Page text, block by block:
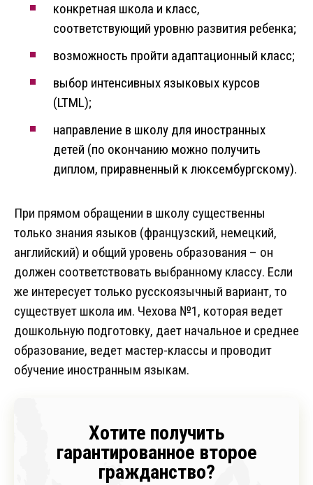
конкретная школа и класс,
соответствующий уровню развития ребенка;
возможность пройти адаптационный класс;
выбор интенсивных языковых курсов
(LTML);
направление в школу для иностранных
детей (по окончанию можно получить
диплом, приравненный к люксембургскому).
При прямом обращении в школу существенны
только знания языков (французский, немецкий,
английский) и общий уровень образования – он
должен соответствовать выбранному классу. Если
же интересует только русскоязычный вариант, то
существует школа им. Чехова №1, которая ведет
дошкольную подготовку, дает начальное и среднее
образование, ведет мастер-классы и проводит
обучение иностранным языкам.
Хотите получить
гарантированное второе
гражданство?